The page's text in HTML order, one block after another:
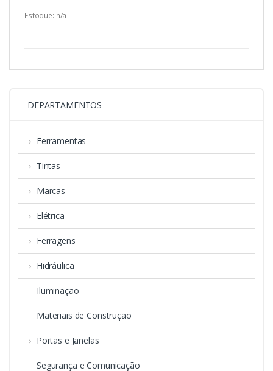
u
Estoque: n/a
DEPARTAMENTOS
Ferramentas
Tintas
Marcas
Elétrica
Ferragens
Hidráulica
Iluminação
Materiais de Construção
Portas e Janelas
Segurança e Comunicação